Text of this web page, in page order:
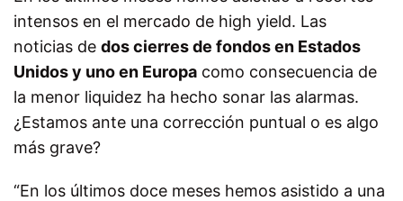
intensos en el mercado de high yield. Las
noticias de dos cierres de fondos en Estados
Unidos y uno en Europa como consecuencia de
la menor liquidez ha hecho sonar las alarmas.
¿Estamos ante una corrección puntual o es algo
más grave?
“En los últimos doce meses hemos asistido a una